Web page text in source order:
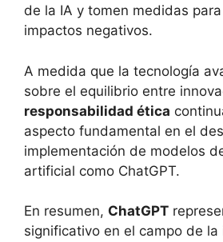
de la IA y tomen medidas
impactos negativos.
A medida que la tecnología
sobre el equilibrio entre
responsabilidad ética
aspecto fundamental en el
implementación de modelos
artificial como ChatGPT.
En resumen, ChatGPT
significativo en el campo de la